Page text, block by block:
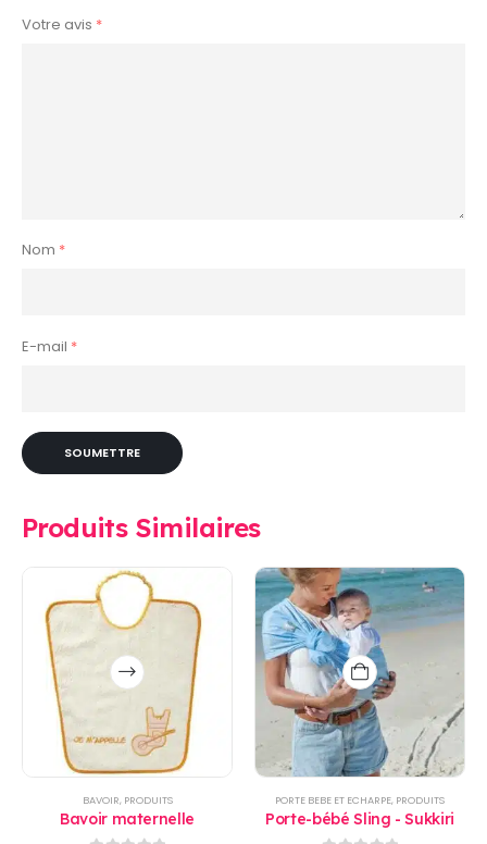
Votre avis *
Nom *
E-mail *
Produits Similaires
Ce
produit
plusieurs
variations.
Les
options
peuvent
être
BAVOIR, PRODUITS
Bavoir maternelle
PORTE BEBE ET ECHARPE, PRODUITS
Porte-bébé Sling - Sukkiri